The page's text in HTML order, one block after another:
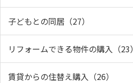
子どもとの同居（27）
リフォームできる物件の購入（23）
賃貸からの住替え購入（26）